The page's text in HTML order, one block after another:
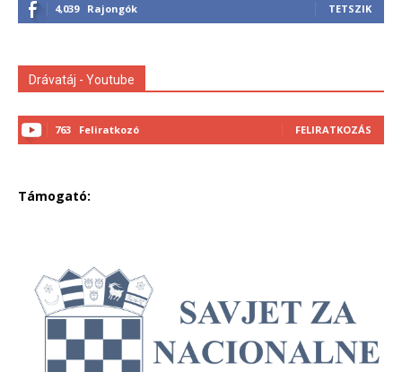
4,039 Rajongók TETSZIK
Drávatáj - Youtube
763 Feliratkozó FELIRATKOZÁS
Támogató: